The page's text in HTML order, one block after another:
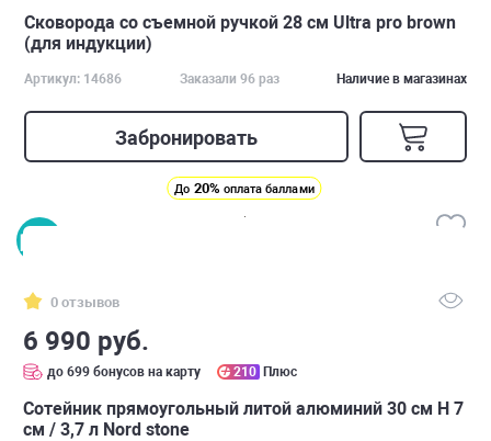
Сковорода со съемной ручкой 28 см Ultra pro brown
(для индукции)
Артикул: 14686 Заказали 96 раз Наличие в магазинах
Забронировать
До 20% оплата баллами
0 отзывов
6 990 руб.
до 699 бонусов на карту 210 Плюс
Сотейник прямоугольный литой алюминий 30 см H 7
см / 3,7 л Nord stone